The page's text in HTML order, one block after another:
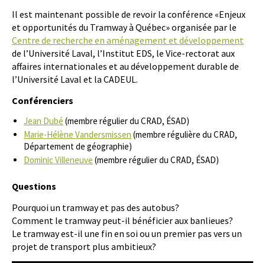
Il est maintenant possible de revoir la conférence «Enjeux
et opportunités du Tramway à Québec» organisée par le
Centre de recherche en aménagement et développement
de l’Université Laval, l’Institut EDS, le Vice-rectorat aux
affaires internationales et au développement durable de
l’Université Laval et la CADEUL.
Conférenciers
Jean Dubé (membre régulier du CRAD, ÉSAD)
Marie-Hélène Vandersmissen (membre régulière du CRAD,
Département de géographie)
Dominic Villeneuve (membre régulier du CRAD, ÉSAD)
Questions
Pourquoi un tramway et pas des autobus?
Comment le tramway peut-il bénéficier aux banlieues?
Le tramway est-il une fin en soi ou un premier pas vers un
projet de transport plus ambitieux?